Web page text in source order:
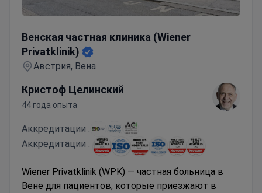
Венская частная клиника (Wiener
Privatklinik)
Австрия, Вена
Кристоф Целинский
44 года опыта
Аккредитации :
Аккредитации :
Wiener Privatklinik (WPK) — частная больница в
Вене для пациентов, которые приезжают в